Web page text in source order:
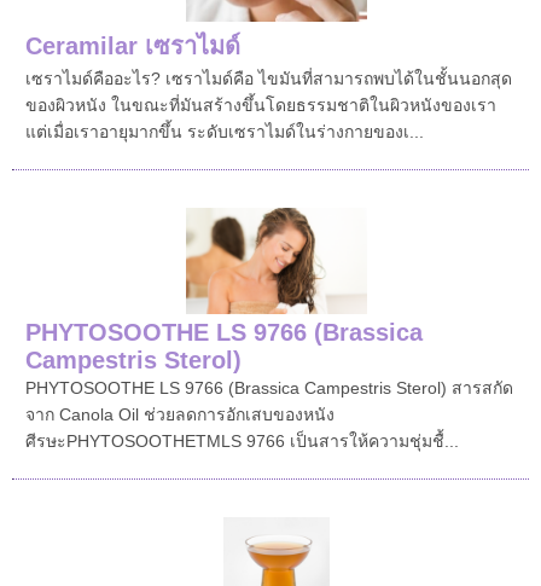
Ceramilar เซราไมด์
เซราไมด์คืออะไร? เซราไมด์คือ ไขมันที่สามารถพบได้ในชั้นนอกสุด
ของผิวหนัง ในขณะที่มันสร้างขึ้นโดยธรรมชาติในผิวหนังของเรา
แต่เมื่อเราอายุมากขึ้น ระดับเซราไมด์ในร่างกายของเ...
PHYTOSOOTHE LS 9766 (Brassica
Campestris Sterol)
PHYTOSOOTHE LS 9766 (Brassica Campestris Sterol) สารสกัด
จาก Canola Oil ช่วยลดการอักเสบของหนัง
ศีรษะPHYTOSOOTHETMLS 9766 เป็นสารให้ความชุ่มชื้...